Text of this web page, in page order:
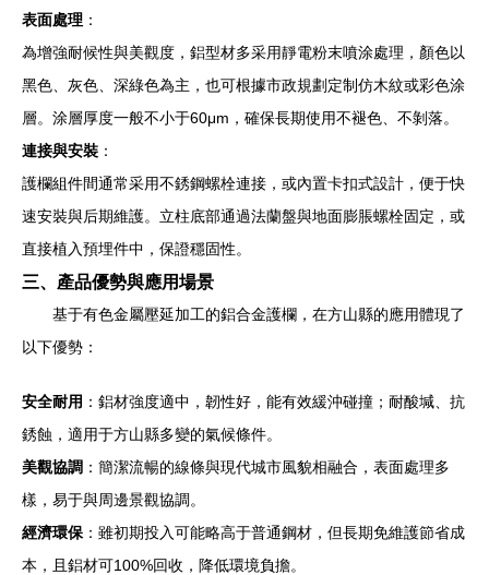
表面處理 ：
為增強耐候性與美觀度，鋁型材多采用靜電粉末噴涂處理，顏色以
黑色、灰色、深綠色為主，也可根據市政規劃定制仿木紋或彩色涂
層。涂層厚度一般不小于60μm，確保長期使用不褪色、不剝落。
連接與安裝 ：
護欄組件間通常采用不銹鋼螺栓連接，或內置卡扣式設計，便于快
速安裝與后期維護。立柱底部通過法蘭盤與地面膨脹螺栓固定，或
直接植入預埋件中，保證穩固性。
三、產品優勢與應用場景
基于有色金屬壓延加工的鋁合金護欄，在方山縣的應用體現了
以下優勢：
安全耐用 ：鋁材強度適中，韌性好，能有效緩沖碰撞；耐酸堿、抗
銹蝕，適用于方山縣多變的氣候條件。
美觀協調 ：簡潔流暢的線條與現代城市風貌相融合，表面處理多
樣，易于與周邊景觀協調。
經濟環保 ：雖初期投入可能略高于普通鋼材，但長期免維護節省成
本，且鋁材可100%回收，降低環境負擔。